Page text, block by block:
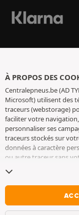
À PROPOS DES
Centralepneus.be (AD
Microsoft) utilisent des
traceurs (webstorage)
faciliter votre
personnaliser ses
traceurs stockés sur
données à caractère
ou autre traceur sans
conservons votre choix
consentement à tout
. Vous
accepter le dépôt de